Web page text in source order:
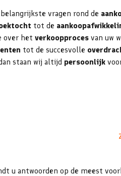
vragen rond de
tot de
over het verkoopproces van uw
tot de succesvolle
staan wij altijd persoonlijk
u antwoorden op de meest